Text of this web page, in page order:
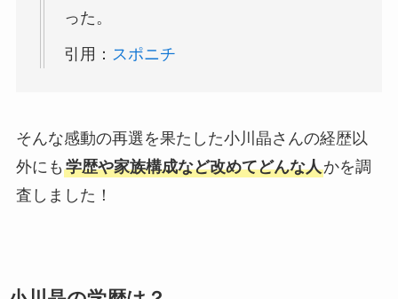
った。
引用： スポニチ
そんな感動の再選を果たした小川晶さんの経歴以
外にも 学歴や家族構成など改めてどんな人かを調
査しました！